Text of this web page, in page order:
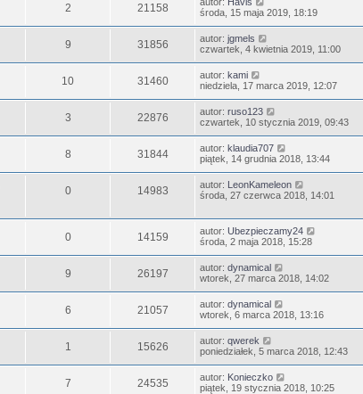
2 21158
środa, 15 maja 2019, 18:19
9 31856 autor: jgmels
czwartek, 4 kwietnia 2019, 11:00
10 31460 autor: kami
niedziela, 17 marca 2019, 12:07
3 22876 autor: ruso123
czwartek, 10 stycznia 2019, 09:43
8 31844 autor: klaudia707
piątek, 14 grudnia 2018, 13:44
0 14983 autor: LeonKameleon
środa, 27 czerwca 2018, 14:01
0 14159 autor: Ubezpieczamy24
środa, 2 maja 2018, 15:28
9 26197 autor: dynamical
wtorek, 27 marca 2018, 14:02
6 21057 autor: dynamical
wtorek, 6 marca 2018, 13:16
1 15626 autor: qwerek
poniedziałek, 5 marca 2018, 12:43
7 24535 autor: Konieczko
piątek, 19 stycznia 2018, 10:25